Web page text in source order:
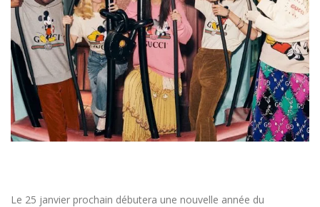
Le 25 janvier prochain débutera une nouvelle année du